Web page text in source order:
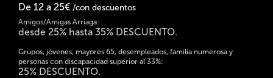
De 12 a 25€ /con descuentos
Amigos/Amigas Arriaga:
desde 25% hasta 35% DESCUENTO.
Grupos, jóvenes, mayores 65, desempleados, familia numerosa y
personas con discapacidad superior al 33%:
25% DESCUENTO.